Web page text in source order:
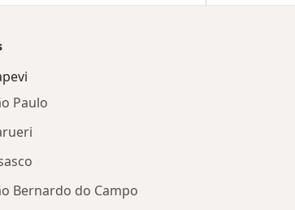
Paulo
Bernardo do Campo